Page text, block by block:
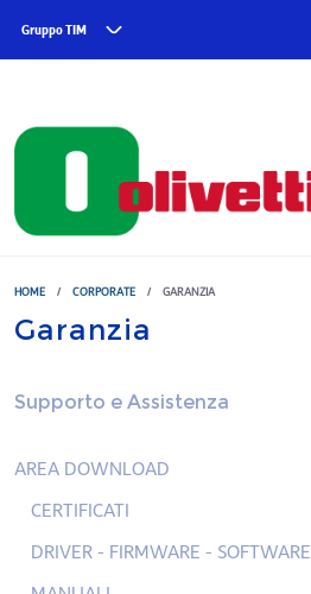
Gruppo TIM
HOME / CORPORATE / GARANZIA
Garanzia
Supporto e Assistenza
AREA DOWNLOAD
CERTIFICATI
DRIVER - FIRMWARE - SOFTWARE